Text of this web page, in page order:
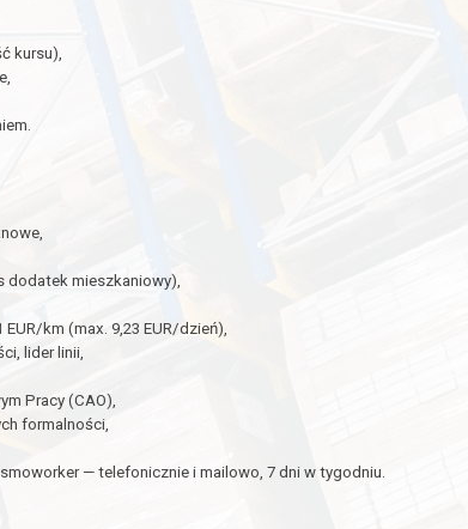
kursu),
dodatek mieszkaniowy),
km (max. 9,23 EUR/dzień),
lider linii,
Pracy (CAO),
formalności,
— telefonicznie i mailowo, 7 dni w tygodniu.